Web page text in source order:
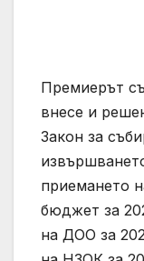
Премиерът
внесе и
Закон за
приемането
бюджет за
на ДОО за